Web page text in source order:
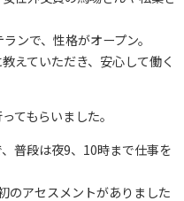
ンで、性格がオープン。
えていただき、安心して働く
てもらいました。
普段は夜9、10時まで仕事を
のアセスメントがありました